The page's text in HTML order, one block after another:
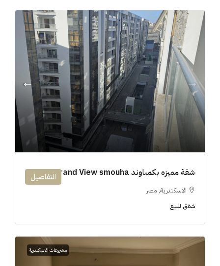
شقة مميزه بكمباوند 194m Grand View smouha
الاسكندرية, مصر
شقق للبيع
التفاصيل
مشروعات الاسكندرية